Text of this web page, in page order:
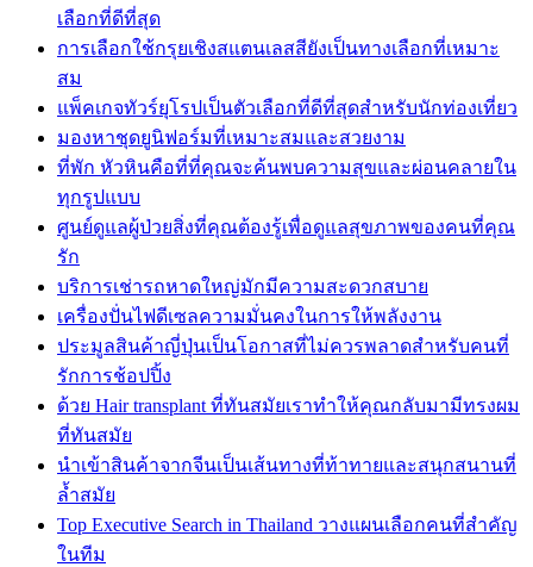
เลือกที่ดีที่สุด
การเลือกใช้กรุยเชิงสแตนเลสสียังเป็นทางเลือกที่เหมาะ
สม
แพ็คเกจทัวร์ยุโรปเป็นตัวเลือกที่ดีที่สุดสำหรับนักท่องเที่ยว
มองหาชุดยูนิฟอร์มที่เหมาะสมและสวยงาม
ที่พัก หัวหินคือที่ที่คุณจะค้นพบความสุขและผ่อนคลายใน
ทุกรูปแบบ
ศูนย์ดูแลผู้ป่วยสิ่งที่คุณต้องรู้เพื่อดูแลสุขภาพของคนที่คุณ
รัก
บริการเช่ารถหาดใหญ่มักมีความสะดวกสบาย
เครื่องปั่นไฟดีเซลความมั่นคงในการให้พลังงาน
ประมูลสินค้าญี่ปุ่นเป็นโอกาสที่ไม่ควรพลาดสำหรับคนที่
รักการช้อปปิ้ง
ด้วย Hair transplant ที่ทันสมัยเราทำให้คุณกลับมามีทรงผม
ที่ทันสมัย
นำเข้าสินค้าจากจีนเป็นเส้นทางที่ท้าทายและสนุกสนานที่
ล้ำสมัย
Top Executive Search in Thailand วางแผนเลือกคนที่สำคัญ
ในทีม